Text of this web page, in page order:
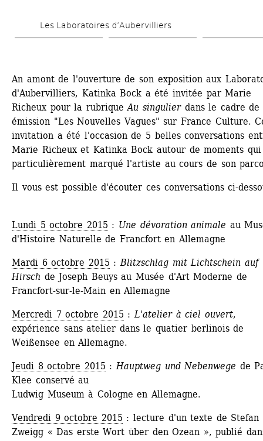
to
Les Laboratoires d’Aubervilliers
An amont de l'ouverture de son exposition aux
d'Aubervilliers, Katinka Bock a été invitée par Marie
Richeux pour la rubrique Au singulierdans le cadre de
émission "Les Nouvelles Vagues" sur France Culture.
invitation a été l'occasion de 5 belles conversations
Marie Richeux et Katinka Bock autour de moments
particulièrement marqué l'artiste au cours de son
Il vous est possible d'écouter ces conversations ci-
Lundi 5 octobre 2015 : Une dévoration animale au
d'Histoire Naturelle de Francfort en Allemagne
Mardi 6 octobre 2015 : Blitzschlag mit Lichtschein auf
Hirsch de Joseph Beuys au Musée d'Art Moderne de
Francfort-sur-le-Main en Allemagne
Mercredi 7 octobre 2015 : L'atelier à ciel ouvert,
expérience sans atelier dans le quatier berlinois de
Weißensee en Allemagne.
Jeudi 8 octobre 2015 : Hauptweg und Nebenwege de
Klee conservé au
Ludwig Museum à Cologne en Allemagne.
Vendredi 9 octobre 2015 : lecture d'un texte de Stefan
Zweigg « Das erste Wort über den Ozean », publié